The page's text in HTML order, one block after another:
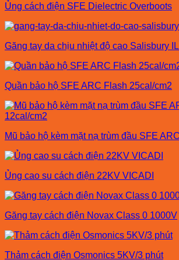
Ủng cách điện SFE Dielectric Overboots
Găng tay da chịu nhiệt độ cao Salisbury
Quần bảo hộ SFE ARC Flash 25cal/cm2
Mũ bảo hộ kèm mặt nạ trùm đầu SFE
Ủng cao su cách điện 22KV VICADI
Găng tay cách điện Novax Class 0 1000V
Thảm cách điện Osmonics 5KV/3 phút